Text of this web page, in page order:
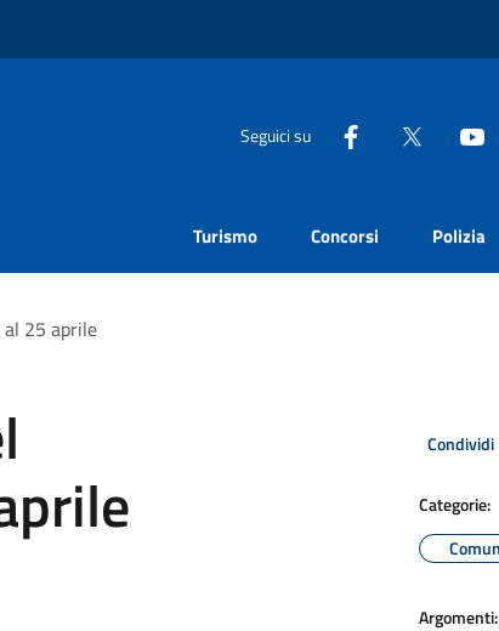
Seguici su
Turismo Concorsi Polizia
al 25 aprile
Condividi
Categorie:
Argomenti: